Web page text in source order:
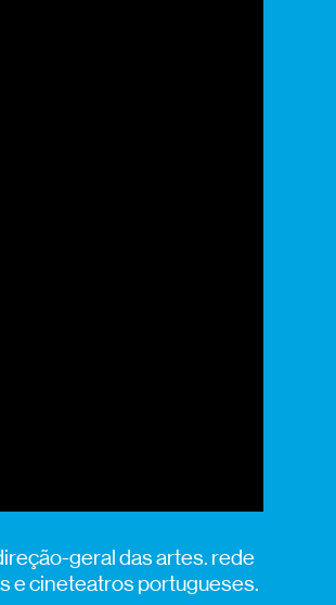
geral das artes. rede
e cineteatros portugueses.